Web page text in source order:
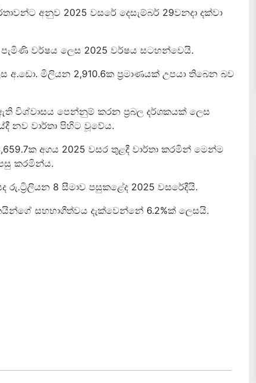
අනුව 2025 වසරේ දෙසැම්බර් 29වනදා දක්වා
වර්ෂය ලෙස 2025 වර්ෂය සටහන්වෙයි.
අ.ඩො. මිලියන 2,910.6ක ප්‍රමාණයක් උපයා තිබෙන බව
විශ්වාසය පෙන්නුම් කරන ප්‍රබල දර්ශකයක් ලෙස
නව වාර්තා පිහිට වූවේය.
අගය 2025 වසර තුළදී වාර්තා කරමින් මෙන්ම
කරමින්ය.
8 සීමාව පසුකළේද 2025 වසරේදීයි.
සහභාගීත්වය දැක්වෙන්නේ 6.2%ක් ලෙසයි.